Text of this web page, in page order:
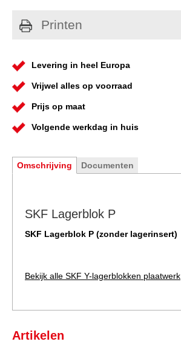
Printen
Levering in heel Europa
Vrijwel alles op voorraad
Prijs op maat
Volgende werkdag in huis
Omschrijving Documenten
SKF Lagerblok P
SKF Lagerblok P (zonder lagerinsert)
Bekijk alle SKF Y-lagerblokken plaatwerk
Artikelen